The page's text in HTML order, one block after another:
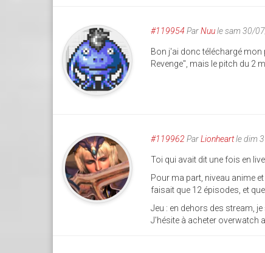
#119954 ParNuule sam 30/
Bon j'ai donc téléchargé mon
Revenge", mais le pitch du 2
#119962 ParLionheartle dim
Toi qui avait dit une fois en
Pour ma part, niveau anime
faisait que 12 épisodes, et
Jeu : en dehors des stream,
J'hésite à acheter overwatch